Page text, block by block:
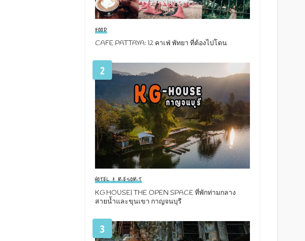
FOOD
CAFE PATTAYA: 12 คาเฟ่ พัทยา ที่ต้องไปโดน
2
HOTEL & RESORT
KG HOUSE| THE OPEN SPACE ที่พักท่ามกลาง
สายน้ำและขุนเขา กาญจนบุรี
3